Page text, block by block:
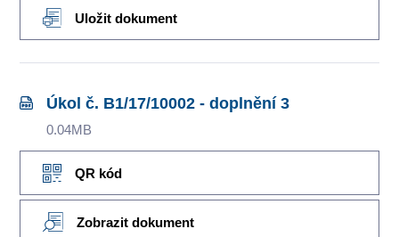
Uložit dokument
Úkol č. B1/17/10002 - doplnění 3
0.04MB
QR kód
Zobrazit dokument